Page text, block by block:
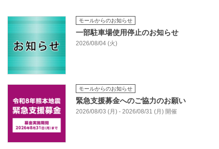
モールからのお知らせ
一部駐車場使用停止のお知らせ
2026/08/04 (火)
モールからのお知らせ
緊急支援募金へのご協力のお願い
2026/08/03 (月) - 2026/08/31 (月) 開催